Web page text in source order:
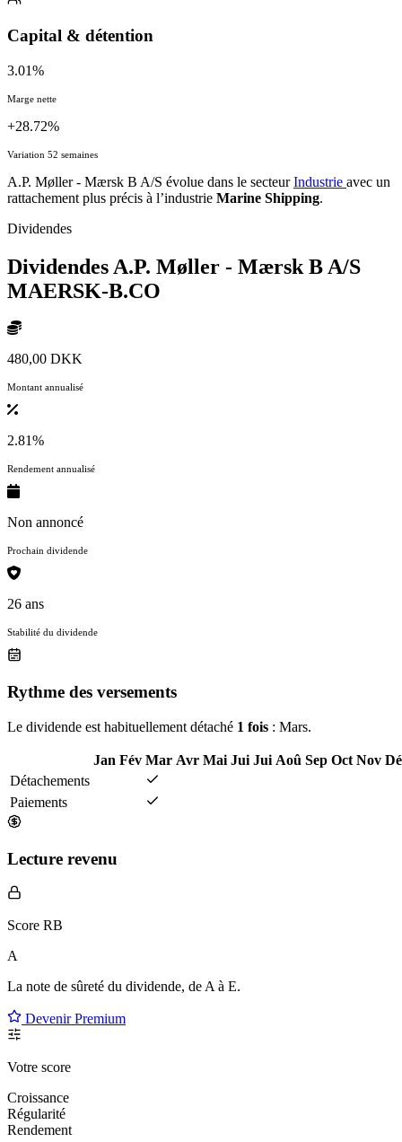
Capital & détention
3.01%
Marge nette
+28.72%
Variation 52 semaines
A.P. Møller - Mærsk B A/S évolue dans le secteurIndustrie avec un
rattachement plus précis à l’industrie Marine Shipping.
Dividendes
Dividendes A.P. Møller - Mærsk B A/S
MAERSK-B.CO
480,00 DKK
Montant annualisé
2.81%
Rendement annualisé
Non annoncé
Prochain dividende
26 ans
Stabilité du dividende
Rythme des versements
Le dividende est habituellement détaché 1 fois : Mars.
Jan Fév Mar Avr Mai Jui Jui Aoû Sep Oct Nov
Détachements
Paiements
Lecture revenu
Score RB
A
La note de sûreté du dividende, de A à E.
Devenir Premium
Votre score
Croissance
Régularité
Rendement